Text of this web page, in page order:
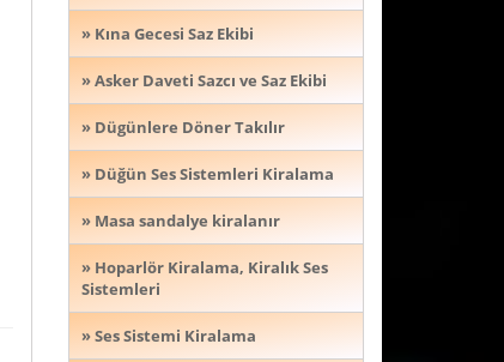
» Kına Gecesi Saz Ekibi
» Asker Daveti Sazcı ve Saz Ekibi
» Dügünlere Döner Takılır
» Düğün Ses Sistemleri Kiralama
» Masa sandalye kiralanır
» Hoparlör Kiralama, Kiralık Ses
Sistemleri
» Ses Sistemi Kiralama